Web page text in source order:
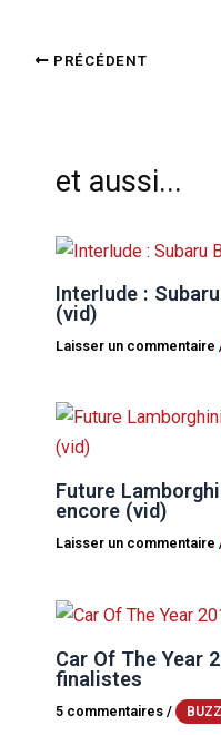
PRÉCÉDENT
et aussi...
Interlude :
(vid)
Laisser un commentaire
Future
encore (vid)
Laisser un commentaire
Car Of The Year
finalistes
5 commentaires / BUZZ